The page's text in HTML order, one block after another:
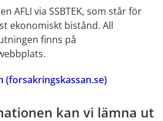
AFLI via SSBTEK, som står för
ekonomiskt bistånd. All
finns på
(forsakringskassan.se)
kan vi lämna ut